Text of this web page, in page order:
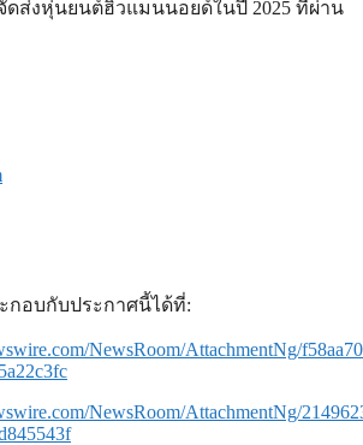
ดส่งหุ่นยนต์ฮิวแมนนอยด์ในปี 2025 ที่ผ่าน
กอบกับประกาศนี้ได้ที่:
NewsRoom/AttachmentNg/
NewsRoom/AttachmentNg/